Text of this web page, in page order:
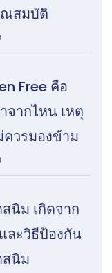
สมบัติ
Free คือ
จากไหน เหตุ
ควรมองข้าม
สนิม เกิดจาก
ละวิธีป้องกัน
สนิม